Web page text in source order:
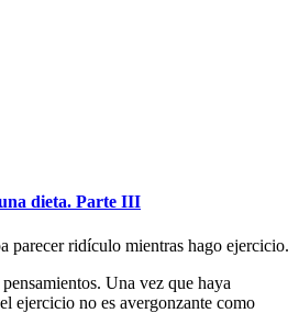
dieta. Parte III
parecer ridículo mientras hago ejercicio.
Una vez que haya
ejercicio no es avergonzante como